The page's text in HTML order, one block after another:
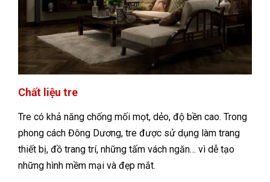
Chất liệu tre
Tre có khả năng chống mối mọt, dẻo, độ bền cao. Trong
phong cách Đông Dương, tre được sử dụng làm trang
thiết bị, đồ trang trí, những tấm vách ngăn… vì dễ tạo
những hình mềm mại và đẹp mắt.